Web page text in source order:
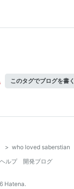
このタグでブログを書く
> who loved saberstian
ヘルプ
開発ブログ
Hatena.